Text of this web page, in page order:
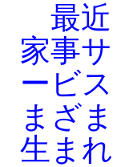
最近
家事
ービ
まざ
生ま